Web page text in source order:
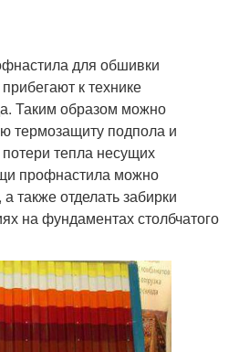
для обшивки
к технике
Таким образом можно
термозащиту подпола и
тепла несущих
профнастила можно
также отделать забирки
на фундаментах столбчатого